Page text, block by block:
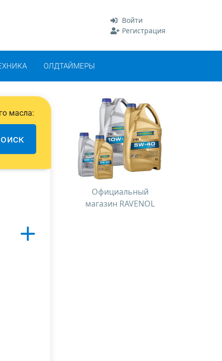
Войти
Регистрация
ОЛДТАЙМЕРЫ
масла:
Официальный
магазин RAVENOL